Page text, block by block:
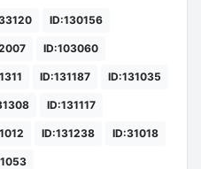
ID:130156
ID:103060
ID:131187 ID:131035
ID:131117
ID:131238 ID:31018